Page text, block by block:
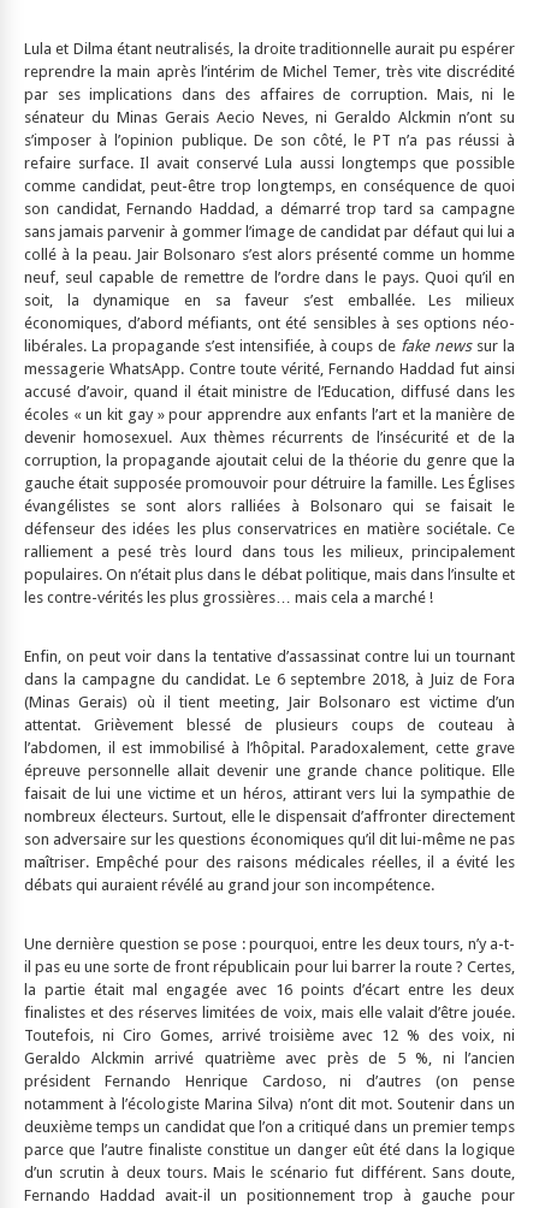
Lula et Dilma étant neutralisés, la droite traditionnelle aurait pu espérer
reprendre la main après l’intérim de Michel Temer, très vite discrédité
par ses implications dans des affaires de corruption. Mais, ni le
sénateur du Minas Gerais Aecio Neves, ni Geraldo Alckmin n’ont su
s’imposer à l’opinion publique. De son côté, le PT n’a pas réussi à
refaire surface. Il avait conservé Lula aussi longtemps que possible
comme candidat, peut-être trop longtemps, en conséquence de quoi
son candidat, Fernando Haddad, a démarré trop tard sa campagne
sans jamais parvenir à gommer l’image de candidat par défaut qui lui a
collé à la peau. Jair Bolsonaro s’est alors présenté comme un homme
neuf, seul capable de remettre de l’ordre dans le pays. Quoi qu’il en
soit, la dynamique en sa faveur s’est emballée. Les milieux
économiques, d’abord méfiants, ont été sensibles à ses options néo-
libérales. La propagande s’est intensifiée, à coups de fake newssur la
messagerie WhatsApp. Contre toute vérité, Fernando Haddad fut ainsi
accusé d’avoir, quand il était ministre de l’Education, diffusé dans les
écoles « un kit gay » pour apprendre aux enfants l’art et la manière de
devenir homosexuel. Aux thèmes récurrents de l’insécurité et de la
corruption, la propagande ajoutait celui de la théorie du genre que la
gauche était supposée promouvoir pour détruire la famille. Les Églises
évangélistes se sont alors ralliées à Bolsonaro qui se faisait le
défenseur des idées les plus conservatrices en matière sociétale. Ce
ralliement a pesé très lourd dans tous les milieux, principalement
populaires. On n’était plus dans le débat politique, mais dans l’insulte et
les contre-vérités les plus grossières… mais cela a marché !
Enfin, on peut voir dans la tentative d’assassinat contre lui un tournant
dans la campagne du candidat. Le 6 septembre 2018, à Juiz de Fora
(Minas Gerais) où il tient meeting, Jair Bolsonaro est victime d’un
attentat. Grièvement blessé de plusieurs coups de couteau à
l’abdomen, il est immobilisé à l’hôpital. Paradoxalement, cette grave
épreuve personnelle allait devenir une grande chance politique. Elle
faisait de lui une victime et un héros, attirant vers lui la sympathie de
nombreux électeurs. Surtout, elle le dispensait d’affronter directement
son adversaire sur les questions économiques qu’il dit lui-même ne pas
maîtriser. Empêché pour des raisons médicales réelles, il a évité les
débats qui auraient révélé au grand jour son incompétence.
Une dernière question se pose : pourquoi, entre les deux tours, n’y a-t-
il pas eu une sorte de front républicain pour lui barrer la route ? Certes,
la partie était mal engagée avec 16 points d’écart entre les deux
finalistes et des réserves limitées de voix, mais elle valait d’être jouée.
Toutefois, ni Ciro Gomes, arrivé troisième avec 12 % des voix, ni
Geraldo Alckmin arrivé quatrième avec près de 5 %, ni l’ancien
président Fernando Henrique Cardoso, ni d’autres (on pense
notamment à l’écologiste Marina Silva) n’ont dit mot. Soutenir dans un
deuxième temps un candidat que l’on a critiqué dans un premier temps
parce que l’autre finaliste constitue un danger eût été dans la logique
d’un scrutin à deux tours. Mais le scénario fut différent. Sans doute,
Fernando Haddad avait-il un positionnement trop à gauche pour